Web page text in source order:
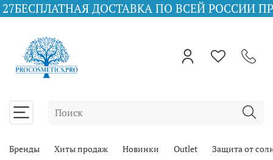
ДОСТАВКА ПО ВСЕЙ РОССИИ ПРИ
Бренды Хиты продаж Новинки Outlet Защита от